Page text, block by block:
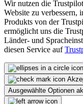
Wir nutzen die
Website zu verbessern,
Produkts von der
ermöglicht uns die
Länder- und
diesen Service auf
Ausgewählte Optionen